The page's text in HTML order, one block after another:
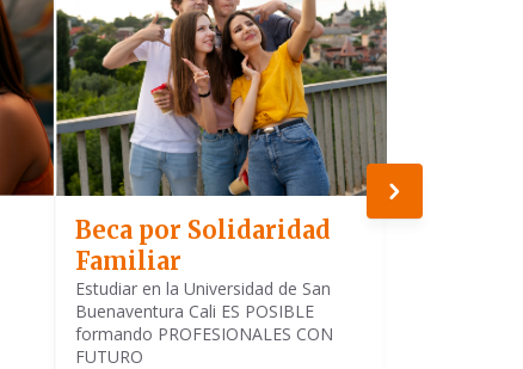
Beca por Solidaridad
Familiar
Estudiar en la Universidad de San
Buenaventura Cali ES POSIBLE
formando PROFESIONALES CON
FUTURO
Beca